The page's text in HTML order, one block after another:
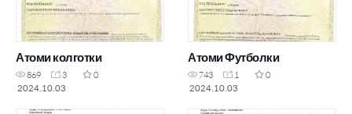
Атоми колготки
869 3
0
2024.10.03
Атоми Футболки
743 1
0
2024.10.03